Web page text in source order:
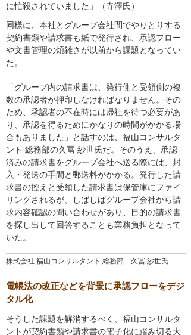
に忙殺されていました」（寺澤氏）
同様に、本社とグループ会社間でやりとりする
契約書類や請求書も紙で発行され、承認フロー
や文書管理の煩雑さが以前から課題となってい
た。
株式会社 福山コンサルタント 総務部 久冨 紗世氏
「グループ内の請求書は、発行側と受領側の複
数の承認者が押印しなければなりません。その
ため、承認者の不在時には帰社を待つ必要があ
り、承認を得るためにかなりの時間がかかる場
合もありました」と話すのは、福山コンサルタ
ント 総務部の久冨 紗世氏だ。そのうえ、承認
済みの請求書をグループ会社へ送る際には、封
入・発送の手間と郵送料がかかる。発行した請
求書の控えと受領した請求書は保管庫にファイ
リングされるが、しばしばグループ会社から請
求内容確認の問い合わせがあり、目的の請求書
を探し出して回答することも業務負担となって
いた。
電帳法の改正などを背景に承認フローをデジ
タル化
そうした課題を解消するべく、福山コンサルタ
ントが契約書類や請求書の電子化に踏み切る大